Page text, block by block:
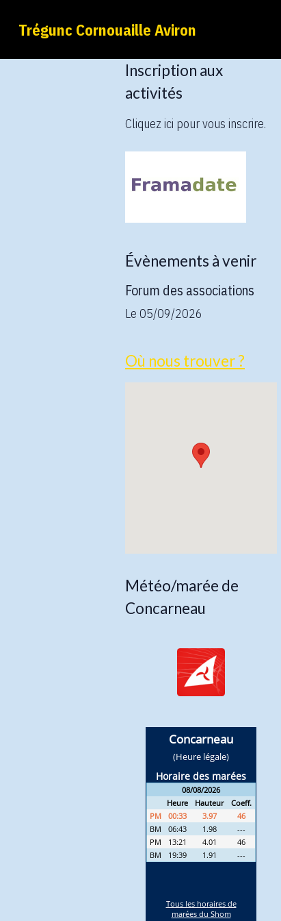
Trégunc Cornouaille Aviron
Inscription aux
activités
Cliquez ici pour vous inscrire.
Évènements à venir
Forum des associations
Le 05/09/2026
Où nous trouver ?
Météo/marée de
Concarneau